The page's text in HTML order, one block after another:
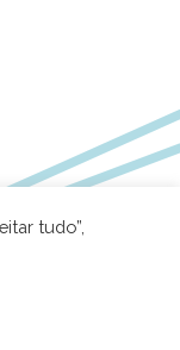
tudo”,